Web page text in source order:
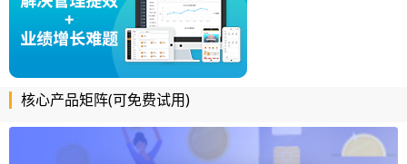
核心产品矩阵(可免费试用)